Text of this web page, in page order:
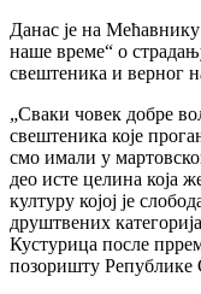
Данас је на
наше време“ о
свештеника и верног
„Сваки човек добре
свештеника које
смо имали у
део исте целина која
културу којој је
друштвених
Кустурица после
позоришту